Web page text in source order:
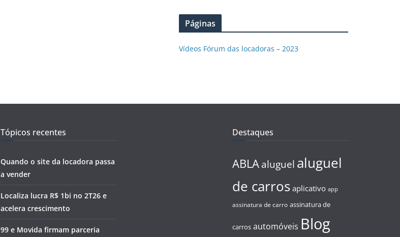
Páginas
Vídeos Fórum das locadoras – 2023
Tópicos recentes
Quando o site da locadora passa
a vender
Localiza lucra R$ 1bi no 2T26 e
acelera crescimento
99 e Movida firmam parceria
Destaques
ABLA aluguel aluguel
de carros aplicativo app
assinatura de carro assinatura de
carros automóveis Blog